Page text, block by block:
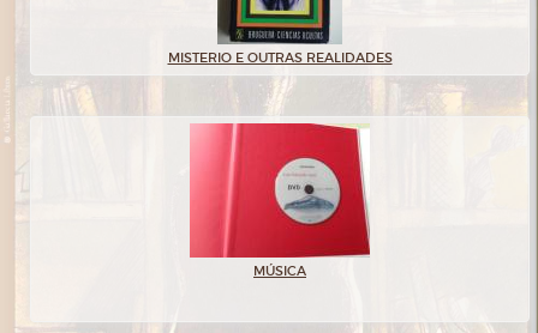
MISTERIO E OUTRAS REALIDADES
MÚSICA